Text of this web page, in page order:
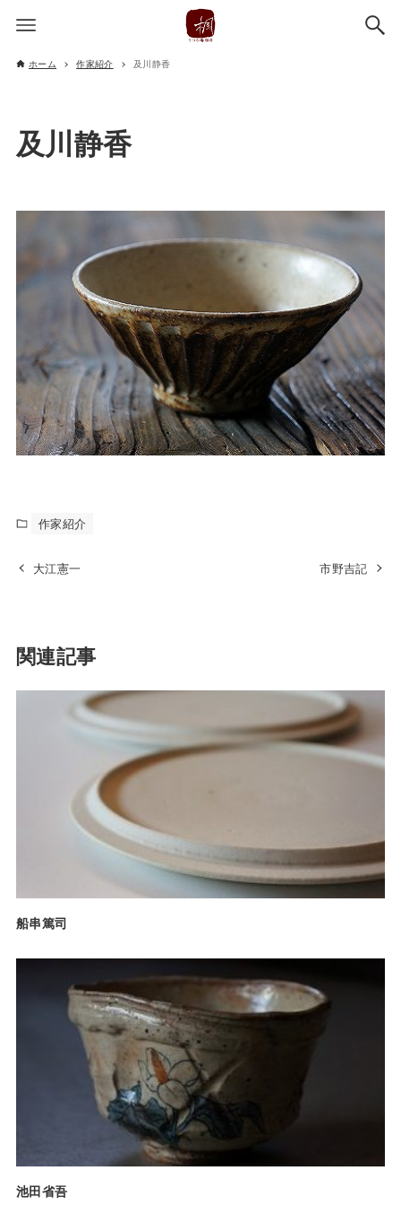
ホーム 作家紹介 及川静香
及川静香
作家紹介
大江憲一 市野吉記
関連記事
船串篤司
池田省吾